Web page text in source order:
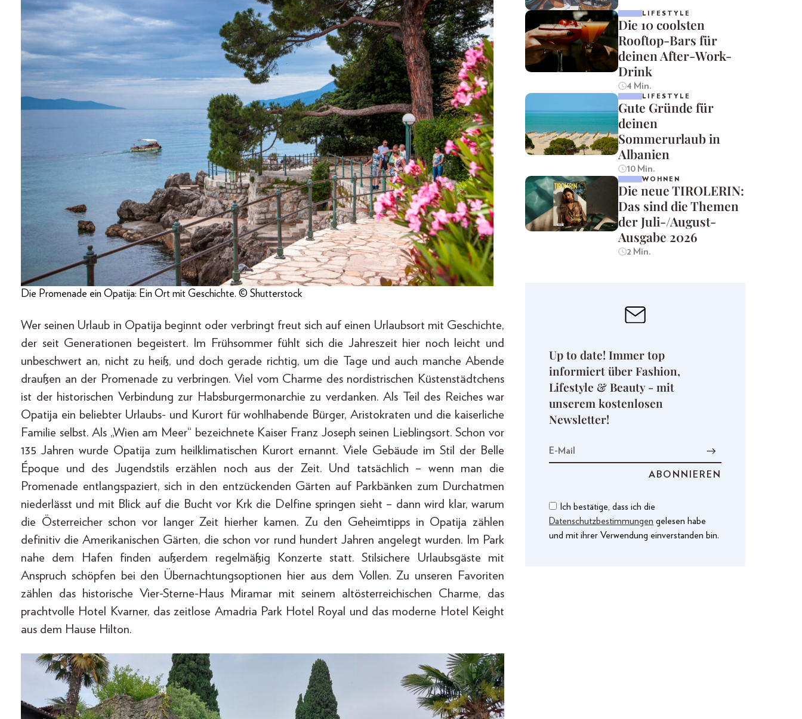
Die Promenade ein Opatija: Ein Ort mit Geschichte. © Shutterstock
Wer seinen Urlaub in Opatija beginnt oder verbringt freut sich auf einen Urlaubsort mit Geschichte,
der seit Generationen begeistert. Im Frühsommer fühlt sich die Jahreszeit hier noch leicht und
unbeschwert an, nicht zu heiß, und doch gerade richtig, um die Tage und auch manche Abende
draußen an der Promenade zu verbringen. Viel vom Charme des nordistrischen Küstenstädtchens
ist der historischen Verbindung zur Habsburgermonarchie zu verdanken. Als Teil des Reiches war
Opatija ein beliebter Urlaubs- und Kurort für wohlhabende Bürger, Aristokraten und die kaiserliche
Familie selbst. Als „Wien am Meer“ bezeichnete Kaiser Franz Joseph seinen Lieblingsort. Schon vor
135 Jahren wurde Opatija zum heilklimatischen Kurort ernannt. Viele Gebäude im Stil der Belle
Époque und des Jugendstils erzählen noch aus der Zeit. Und tatsächlich – wenn man die
Promenade entlangspaziert, sich in den entzückenden Gärten auf Parkbänken zum Durchatmen
niederlässt und mit Blick auf die Bucht vor Krk die Delfine springen sieht – dann wird klar, warum
die Österreicher schon vor langer Zeit hierher kamen. Zu den Geheimtipps in Opatija zählen
definitiv die Amerikanischen Gärten, die schon vor rund hundert Jahren angelegt wurden. Im Park
nahe dem Hafen finden außerdem regelmäßig Konzerte statt. Stilsichere Urlaubsgäste mit
Anspruch schöpfen bei den Übernachtungsoptionen hier aus dem Vollen. Zu unseren Favoriten
zählen das historische Vier-Sterne-Haus Miramar mit seinem altösterreichischen Charme, das
prachtvolle Hotel Kvarner, das zeitlose Amadria Park Hotel Royal und das moderne Hotel Keight
aus dem Hause Hilton.
LIFESTYLE
Die 10 coolsten
Rooftop-Bars für
deinen After-Work-
Drink
4 Min.
LIFESTYLE
Gute Gründe für
deinen
Sommerurlaub in
Albanien
10 Min.
WOHNEN
Die neue TIROLERIN:
Das sind die Themen
der Juli-/August-
Ausgabe 2026
2 Min.
Up to date! Immer top
informiert über Fashion,
Lifestyle & Beauty - mit
unserem kostenlosen
Newsletter!
Ich bestätige, dass ich die
Datenschutzbestimmungen gelesen habe
und mit ihrer Verwendung einverstanden bin.